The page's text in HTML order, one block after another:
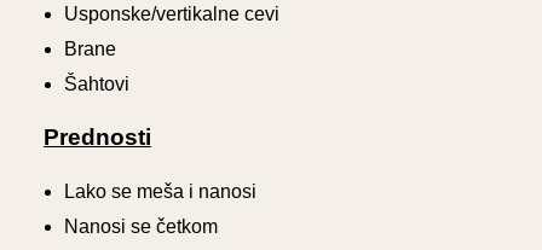
Usponske/vertikalne cevi
Brane
Šahtovi
Prednosti
Lako se meša i nanosi
Nanosi se četkom